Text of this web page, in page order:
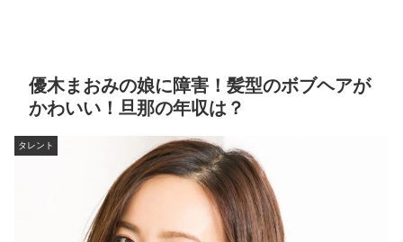
優木まおみの娘に障害！髪型のボブヘアが
かわいい！旦那の年収は？
タレント